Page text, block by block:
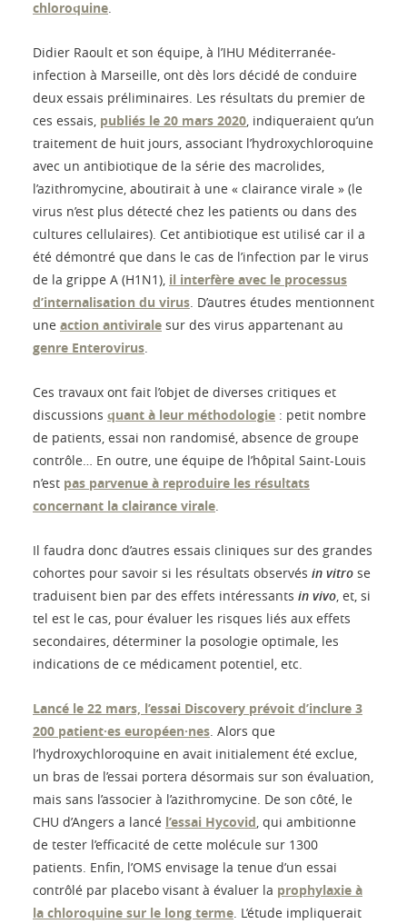
chloroquine
Didier Raoult et son équipe, à l’IHU Méditerranée-
infection à Marseille, ont dès lors décidé de conduire
deux essais préliminaires. Les résultats du premier de
ces essais, publiés le 20 mars 2020 , indiqueraient qu’un
traitement de huit jours, associant l’hydroxychloroquine
avec un antibiotique de la série des macrolides,
l’azithromycine, aboutirait à une « clairance virale » (le
virus n’est plus détecté chez les patients ou dans des
cultures cellulaires). Cet antibiotique est utilisé car il a
été démontré que dans le cas de l’infection par le virus
de la grippe A (H1N1), il interfère avec le processus
d’internalisation du virus . D’autres études mentionnent
une action antivirale sur des virus appartenant au
genre Enterovirus
Ces travaux ont fait l’objet de diverses critiques et
discussions quant à leur méthodologie : petit nombre
de patients, essai non randomisé, absence de groupe
contrôle… En outre, une équipe de l’hôpital Saint-Louis
n’est pas parvenue à reproduire les résultats
concernant la clairance virale
Il faudra donc d’autres essais cliniques sur des grandes
cohortes pour savoir si les résultats observés in vitro se
traduisent bien par des effets intéressants in vivo , et, si
tel est le cas, pour évaluer les risques liés aux effets
secondaires, déterminer la posologie optimale, les
indications de ce médicament potentiel, etc.
Lancé le 22 mars, l’essai Discovery prévoit d’inclure 3
200 patient·es européen·nes . Alors que
l’hydroxychloroquine en avait initialement été exclue,
un bras de l’essai portera désormais sur son évaluation,
mais sans l’associer à l’azithromycine. De son côté, le
CHU d’Angers a lancé l’essai Hycovid , qui ambitionne
de tester l’efficacité de cette molécule sur 1300
patients. Enfin, l’OMS envisage la tenue d’un essai
contrôlé par placebo visant à évaluer la prophylaxie à
la chloroquine sur le long terme . L’étude impliquerait